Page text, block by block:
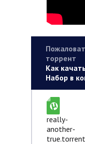
торрент
Как
Набор в
really-
another-
true.torrent